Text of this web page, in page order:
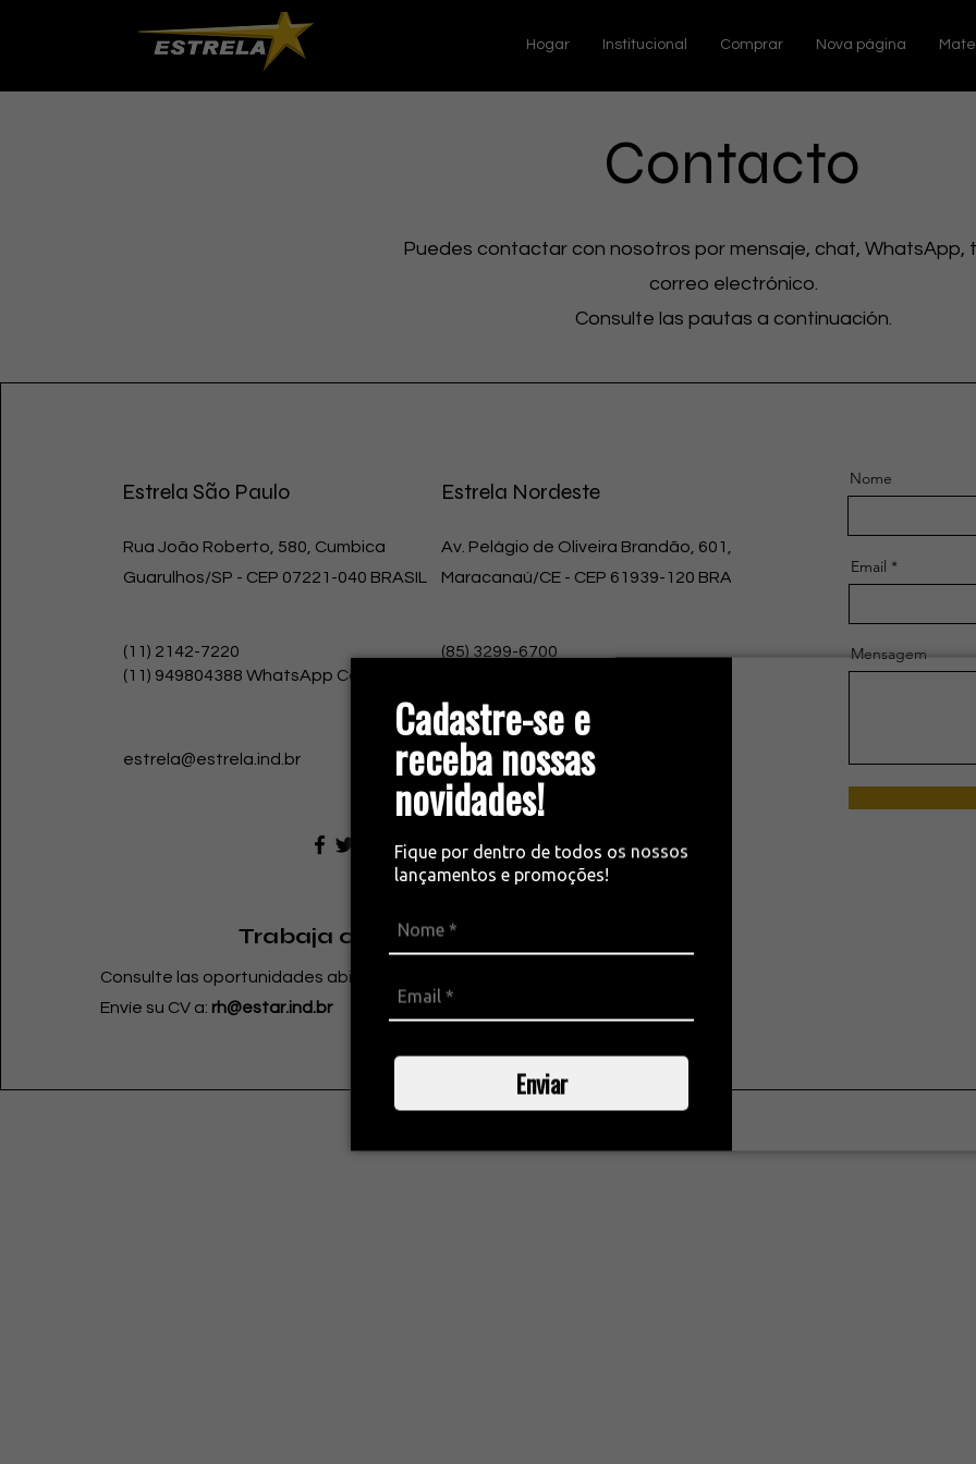
Cadastre-se e
receba nossas
novidades!
Fique por dentro de todos os nossos
lançamentos e promoções!
Enviar
Hogar Institucional Comprar Nova página
Contacto
Puedes contactar con nosotros por mensaje, chat, WhatsApp,
correo electrónico.
Consulte las pautas a continuación.
Estrela São Paulo Estrela Nordeste
Rua João Roberto, 580, Cumbica
Guarulhos/SP - CEP 07221-040 BRASIL
Av. Pelágio de Oliveira Brandão, 601,
Maracanaú/CE - CEP 61939-120 BRASIL
(11) 2142-7220
(11) 949804388 WhatsApp Comercial
(85) 3299-6700
estrela@estrela.ind.br
apoiocomercial.nordeste@estrela.ind.b
r
Trabaja con nosotros
Consulte las oportunidades abiertas en LinkedIn:
Envíe su CV a: rh@estar.ind.br
Nome
Email
Mensagem